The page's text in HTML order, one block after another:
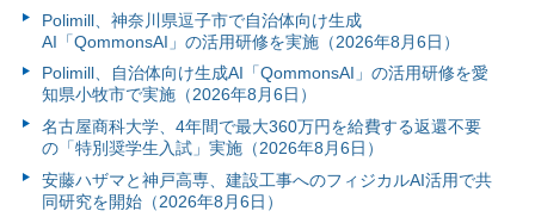
Polimill、神奈川県逗子市で自治体向け生成
AI「QommonsAI」の活用研修を実施（2026年8月6日）
Polimill、自治体向け生成AI「QommonsAI」の活用研修を愛
知県小牧市で実施（2026年8月6日）
名古屋商科大学、4年間で最大360万円を給費する返還不要
の「特別奨学生入試」実施（2026年8月6日）
安藤ハザマと神戸高専、建設工事へのフィジカルAI活用で共
同研究を開始（2026年8月6日）